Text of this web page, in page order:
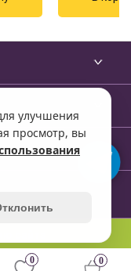
улучшения
просмотр, вы
0 0